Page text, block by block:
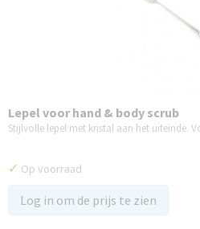
Lepel voor hand & body scrub
Stijlvolle lepel met kristal aan het uiteinde.
✓ Op voorraad
Log in om de prijs te zien